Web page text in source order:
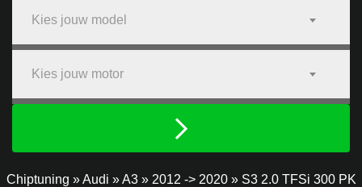
Kies jouw model
Kies jouw motor
Chiptuning »Audi »A3» 2012 -> 2020» S3 2.0 TFSi 300 PK